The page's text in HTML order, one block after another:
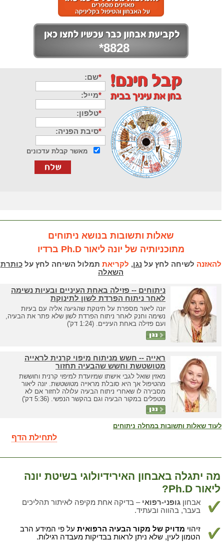
*8828
שאלות ותשובות בנושא ניתוחים
מתוכניותיה של יונה ליאור Ph.D ברדיו
להאזנה לשיחה לחץ עלנגן, לקריאת תמלול השיחה לחץ עלכותרת
השאלה
ניתוחים -- פזילה באחת העיניים ובעיות נשימה
לאחר ניתוח הפרדת לשון לתינוקת
יונה ליאור מספרת על תינוקת שהגיעה אליה עם בעיות
נשימה וחנק לאחר ניתוח הפרדת לשון שלא פתר את הבעיה,
ועם פזילה באחת העיניים. (1:24 דק')
ראייה -- חשש מניתוח מיפוי קרנית לראייה
מטושטשת וחשש שהבעיה תחזור
מאזין שואל לגבי אישתו שמיועדת למיפוי קרנית וחוששת
מהטיפול אך היא סובלת מראייה מטושטשת. יונה ליאור
מסבירה לו שאחרי ניתוח הבעיה עלולה לחזור אם לא
מטפלים במקור הבעיה וגם בהקשר הנפשי. (5:36 דק')
לעוד שאלות ותשובות במחלה ניתוחים
לתחילת הדף
מה יתגלה באבחון האירידיולוגי בשיטת יונה
ליאור Ph.D?
אבחוןגופני-רפואי – בדיקה אחת מקיפה לאיתור תהליכים
בעבר, בהווה ובעתיד.
זיהוי מדויק של מקור הבעיה הרפואית על פי המידע הרב
הטמון לעין, שלא ניתן לראות בבדיקות מעבדה רגילות.